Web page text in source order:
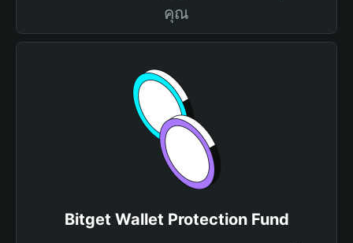
คุณ
Bitget Wallet Protection Fund